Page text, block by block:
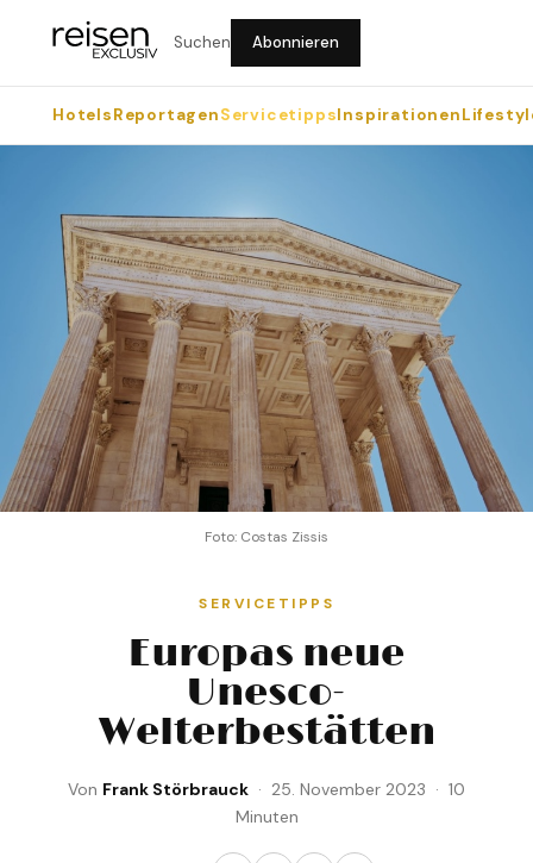
Suchen Abonnieren
HotelsReportagenServicetippsInspirationen
Foto: Costas Zissis
SERVICETIPPS
Europas neue
Unesco-
Welterbestätten
Von Frank Störbrauck · 25. November 2023 · 10
Minuten